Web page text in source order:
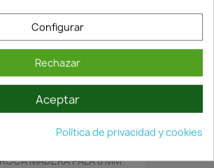
En Stock·Envío 24/48h
MADERA PALA 8 MM
Configurar
Rechazar
Aceptar
Política de privacidad y cookies